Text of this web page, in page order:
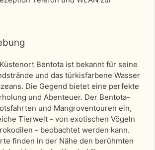
Bentota ist bekannt für seine
und das türkisfarbene Wasser
Die Gegend bietet eine perfekte
und Abenteuer. Der Bentota-
und Mangroventouren ein,
Tierwelt - von exotischen Vögeln
- beobachtet werden kann.
finden in der Nähe den berühmten